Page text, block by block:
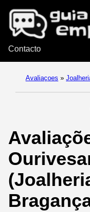
Contacto
Avaliaçoes »